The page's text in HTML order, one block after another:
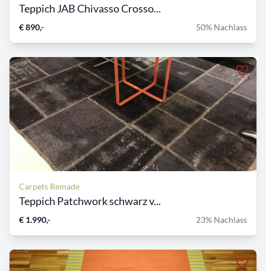
Teppich JAB Chivasso Crosso...
€ 890,- 50% Nachlass
Carpets Remade
Teppich Patchwork schwarz v...
€ 1.990,- 23% Nachlass